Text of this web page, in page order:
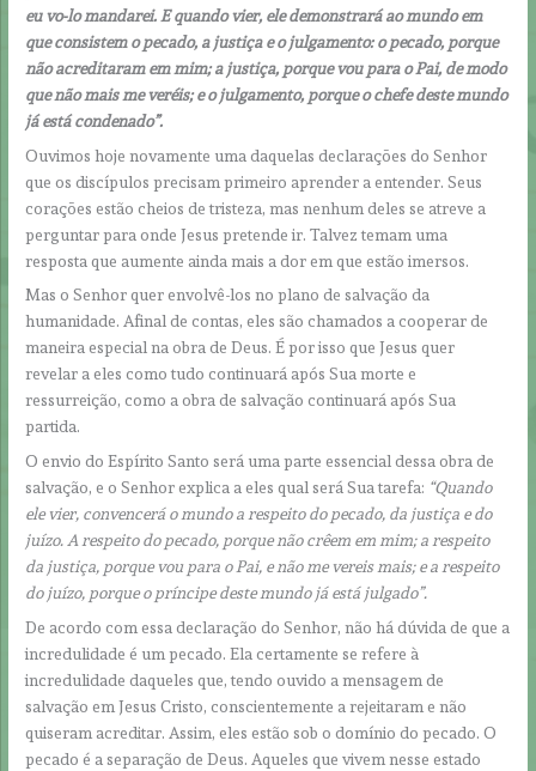
eu vo-lo mandarei. E quando vier, ele demonstrará ao mundo em
que consistem o pecado, a justiça e o julgamento: o pecado, porque
não acreditaram em mim; a justiça, porque vou para o Pai, de modo
que não mais me veréis; e o julgamento, porque o chefe deste mundo
já está condenado”.
Ouvimos hoje novamente uma daquelas declarações do Senhor
que os discípulos precisam primeiro aprender a entender. Seus
corações estão cheios de tristeza, mas nenhum deles se atreve a
perguntar para onde Jesus pretende ir. Talvez temam uma
resposta que aumente ainda mais a dor em que estão imersos.
Mas o Senhor quer envolvê-los no plano de salvação da
humanidade. Afinal de contas, eles são chamados a cooperar de
maneira especial na obra de Deus. É por isso que Jesus quer
revelar a eles como tudo continuará após Sua morte e
ressurreição, como a obra de salvação continuará após Sua
partida.
O envio do Espírito Santo será uma parte essencial dessa obra de
salvação, e o Senhor explica a eles qual será Sua tarefa: “Quando
ele vier, convencerá o mundo a respeito do pecado, da justiça e do
juízo. A respeito do pecado, porque não crêem em mim; a respeito
da justiça, porque vou para o Pai, e não me vereis mais; e a respeito
do juízo, porque o príncipe deste mundo já está julgado”.
De acordo com essa declaração do Senhor, não há dúvida de que a
incredulidade é um pecado. Ela certamente se refere à
incredulidade daqueles que, tendo ouvido a mensagem de
salvação em Jesus Cristo, conscientemente a rejeitaram e não
quiseram acreditar. Assim, eles estão sob o domínio do pecado. O
pecado é a separação de Deus. Aqueles que vivem nesse estado